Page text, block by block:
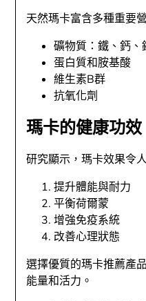
天然瑪卡富含多種重要
礦物質：鐵、鈣、
蛋白質和胺基酸
維生素B群
抗氧化劑
瑪卡的健康功效
研究顯示，瑪卡效果令
提升體能與耐力
平衡荷爾蒙
增強免疫系統
改善心理狀態
選擇優質的瑪卡推薦產
能量和活力。